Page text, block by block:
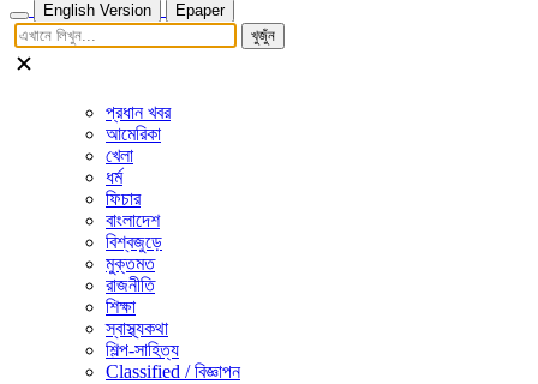
English Version
Epaper
খুজুঁন
প্রধান খবর
আমেরিকা
খেলা
ধর্ম
ফিচার
বাংলাদেশ
বিশ্বজুড়ে
মুক্তমত
রাজনীতি
শিক্ষা
স্বাস্থ্যকথা
শিল্প-সাহিত্য
Classified / বিজ্ঞাপন